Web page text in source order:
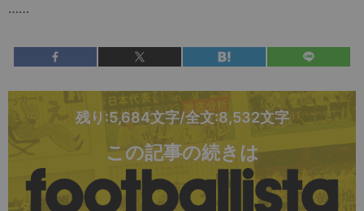
……
残り:5,684文字/全文:8,532文字
この記事の続きは